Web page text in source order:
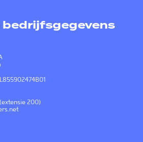
bedrijfsgegevens
200)